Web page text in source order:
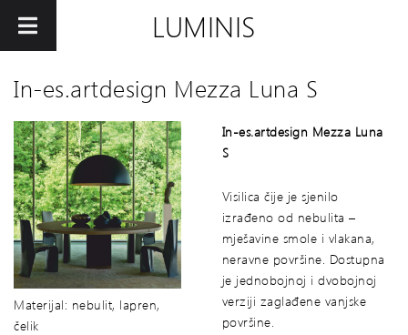
LUMINIS
In-es.artdesign Mezza Luna S
Materijal: nebulit, lapren,
čelik
In-es.artdesign Mezza Luna
S
Visilica čije je sjenilo
izrađeno od nebulita –
mješavine smole i vlakana,
neravne površine. Dostupna
je jednobojnoj i dvobojnoj
verziji zaglađene vanjske
površine.